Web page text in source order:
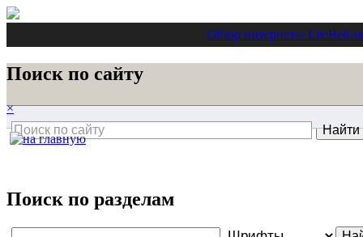
Обзор интернета- LiteВеб-
Поиск по сайту
×
Поиск по разделам